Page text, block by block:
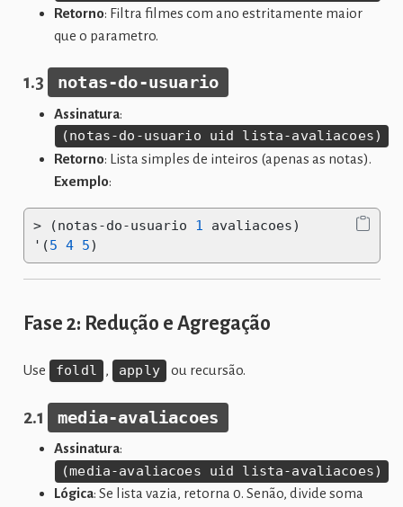
Retorno: Filtra filmes com ano estritamente maior
que o parametro.
1.3 notas-do-usuario
Assinatura:
(notas-do-usuario uid lista-avaliacoes)
Retorno: Lista simples de inteiros (apenas as notas).
Exemplo:
> (notas-do-usuario 1 avaliacoes)
'(5 4 5)
Fase 2: Redução e Agregação
Use foldl , apply ou recursão.
2.1 media-avaliacoes
Assinatura:
(media-avaliacoes uid lista-avaliacoes)
Lógica: Se lista vazia, retorna 0. Senão, divide soma